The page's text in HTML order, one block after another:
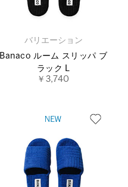
バリエーション
Banaco ルーム スリッパ ブ
ラック L
￥3,740